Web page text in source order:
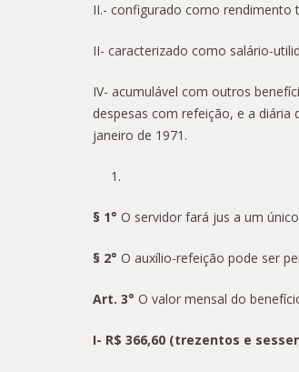
II.- configurado como rendimento
II- caracterizado como salário-
IV- acumulável com outros
despesas com refeição, e a diária
janeiro de 1971.
§ 1° O servidor fará jus a um
§ 2° O auxílio-refeição pode ser
Art. 3° O valor mensal do
I- R$ 366,60 (trezentos e